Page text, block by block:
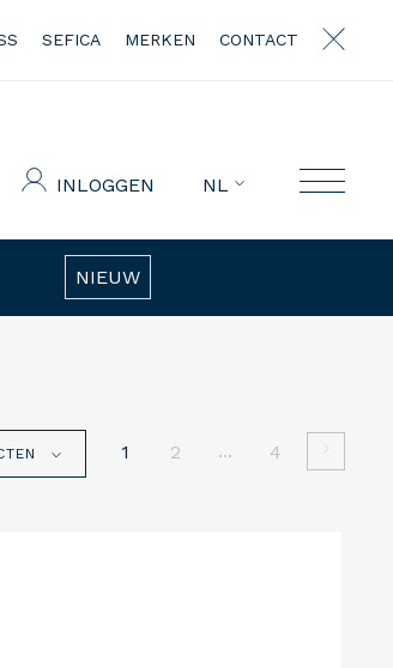
SEFICA MERKEN CONTACT
INLOGGEN NL
NIEUW
1 2 ... 4